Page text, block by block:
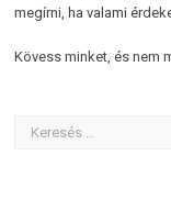
megírni, ha valami
Kövess minket, és nem